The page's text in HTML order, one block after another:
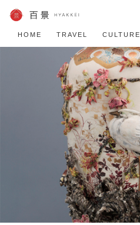
HOME TRAVEL CULTURE